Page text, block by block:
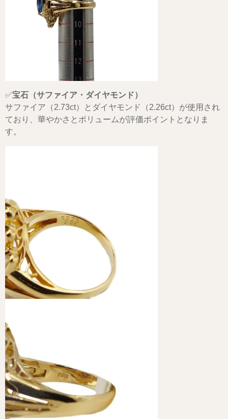
✅宝石（サファイア・ダイヤモンド）
サファイア（2.73ct）とダイヤモンド（2.26ct）が使用され
ており、華やかさとボリュームが評価ポイントとなりま
す。